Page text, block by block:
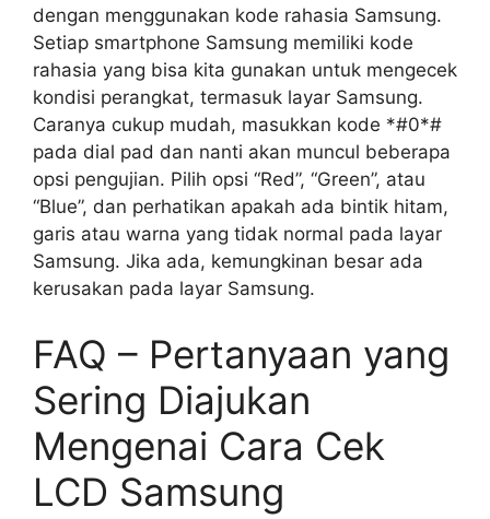
dengan menggunakan kode rahasia Samsung.
Setiap smartphone Samsung memiliki kode
rahasia yang bisa kita gunakan untuk mengecek
kondisi perangkat, termasuk layar Samsung.
Caranya cukup mudah, masukkan kode *#0*#
pada dial pad dan nanti akan muncul beberapa
opsi pengujian. Pilih opsi “Red”, “Green”, atau
“Blue”, dan perhatikan apakah ada bintik hitam,
garis atau warna yang tidak normal pada layar
Samsung. Jika ada, kemungkinan besar ada
kerusakan pada layar Samsung.
FAQ – Pertanyaan yang
Sering Diajukan
Mengenai Cara Cek
LCD Samsung